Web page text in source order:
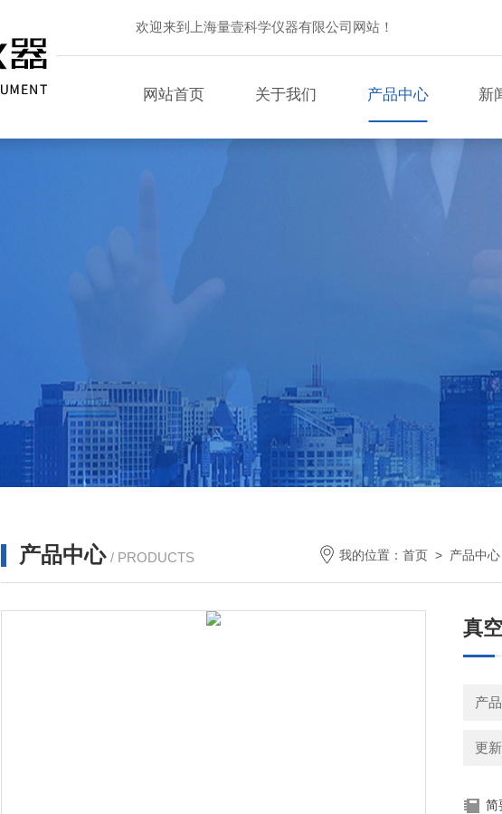
欢迎来到上海量壹科学仪器有限公司网站！
网站首页 关于我们 产品中心 新
产品中心 / PRODUCTS 我的位置： 首页 > 产品中心
真
产
更
简